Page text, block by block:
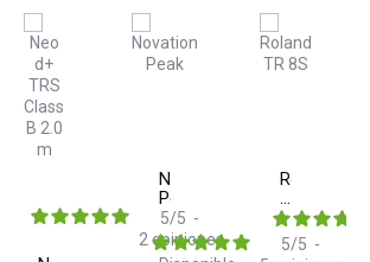
Novation
Peak
5/5 -
2 opiniones
Roland
TR-
8S
5/5 -